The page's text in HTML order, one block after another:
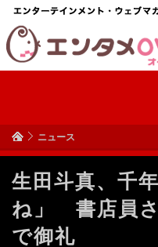
ニュース
生田斗真、千
ね」 書店員
で御礼